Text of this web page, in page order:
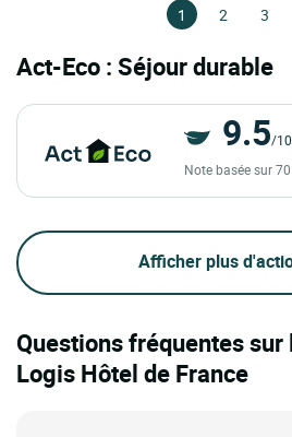
1 2 3
Act-Eco : Séjour durable
9.5/10
Note basée sur
Afficher plus
Questions fréquentes
Logis Hôtel de France